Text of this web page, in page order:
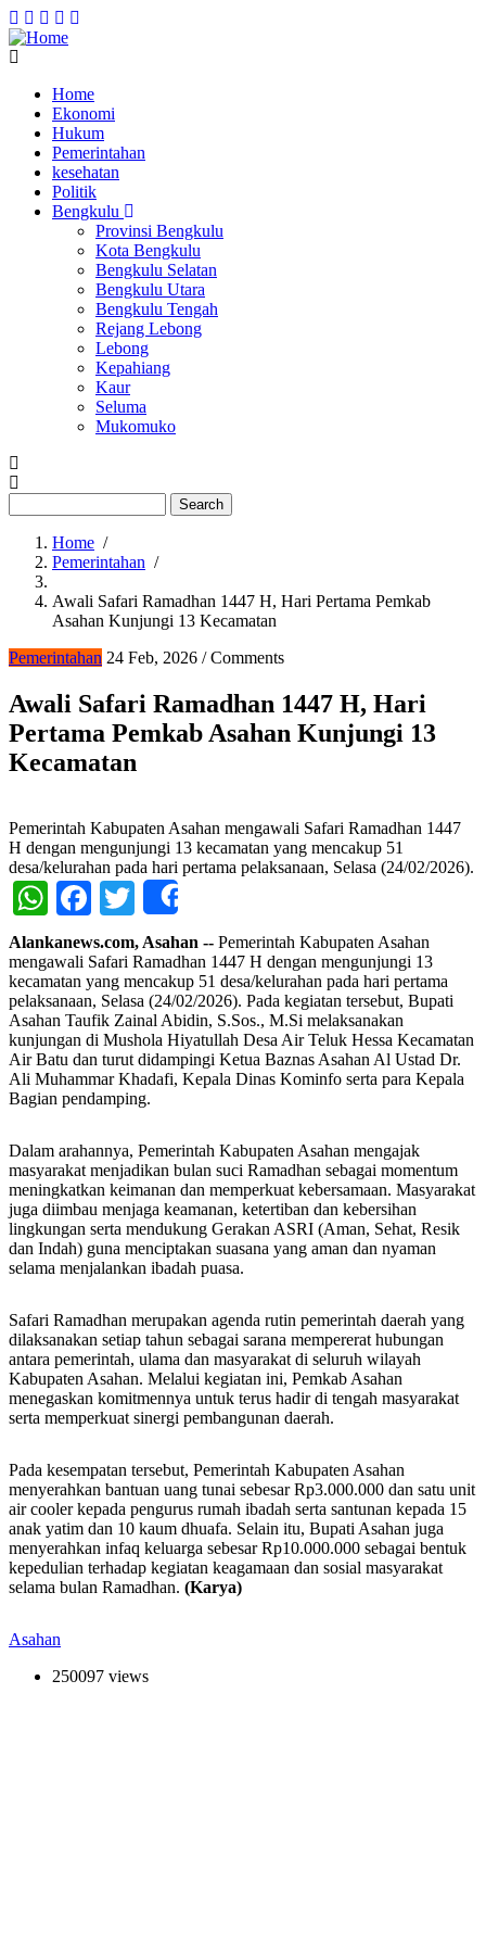
Main
navigation
Home
Ekonomi
Hukum
Pemerintahan
kesehatan
Politik
Bengkulu
Provinsi Bengkulu
Kota Bengkulu
Bengkulu Selatan
Bengkulu Utara
Bengkulu Tengah
Rejang Lebong
Lebong
Kepahiang
Kaur
Seluma
Mukomuko
Breadcrumb
Home /
Pemerintahan /
Awali Safari Ramadhan 1447 H, Hari Pertama Pemkab
Asahan Kunjungi 13 Kecamatan
Pemerintahan 24 Feb, 2026 /Comments
Awali Safari Ramadhan 1447 H, Hari
Pertama Pemkab Asahan Kunjungi 13
Kecamatan
Pemerintah Kabupaten Asahan mengawali Safari Ramadhan 1447
H dengan mengunjungi 13 kecamatan yang mencakup 51
desa/kelurahan pada hari pertama pelaksanaan, Selasa (24/02/2026).
WhatsApp
Facebook
Twitter
Alankanews.com, Asahan -- Pemerintah Kabupaten Asahan
mengawali Safari Ramadhan 1447 H dengan mengunjungi 13
kecamatan yang mencakup 51 desa/kelurahan pada hari pertama
pelaksanaan, Selasa (24/02/2026). Pada kegiatan tersebut, Bupati
Asahan Taufik Zainal Abidin, S.Sos., M.Si melaksanakan
kunjungan di Mushola Hiyatullah Desa Air Teluk Hessa Kecamatan
Air Batu dan turut didampingi Ketua Baznas Asahan Al Ustad Dr.
Ali Muhammar Khadafi, Kepala Dinas Kominfo serta para Kepala
Bagian pendamping.
Dalam arahannya, Pemerintah Kabupaten Asahan mengajak
masyarakat menjadikan bulan suci Ramadhan sebagai momentum
meningkatkan keimanan dan memperkuat kebersamaan. Masyarakat
juga diimbau menjaga keamanan, ketertiban dan kebersihan
lingkungan serta mendukung Gerakan ASRI (Aman, Sehat, Resik
dan Indah) guna menciptakan suasana yang aman dan nyaman
selama menjalankan ibadah puasa.
Safari Ramadhan merupakan agenda rutin pemerintah daerah yang
dilaksanakan setiap tahun sebagai sarana mempererat hubungan
antara pemerintah, ulama dan masyarakat di seluruh wilayah
Kabupaten Asahan. Melalui kegiatan ini, Pemkab Asahan
menegaskan komitmennya untuk terus hadir di tengah masyarakat
serta memperkuat sinergi pembangunan daerah.
Pada kesempatan tersebut, Pemerintah Kabupaten Asahan
menyerahkan bantuan uang tunai sebesar Rp3.000.000 dan satu unit
air cooler kepada pengurus rumah ibadah serta santunan kepada 15
anak yatim dan 10 kaum dhuafa. Selain itu, Bupati Asahan juga
menyerahkan infaq keluarga sebesar Rp10.000.000 sebagai bentuk
kepedulian terhadap kegiatan keagamaan dan sosial masyarakat
selama bulan Ramadhan. (Karya)
Asahan
250097 views